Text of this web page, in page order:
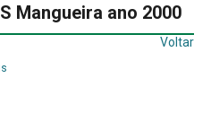
Mangueira ano 2000
Voltar